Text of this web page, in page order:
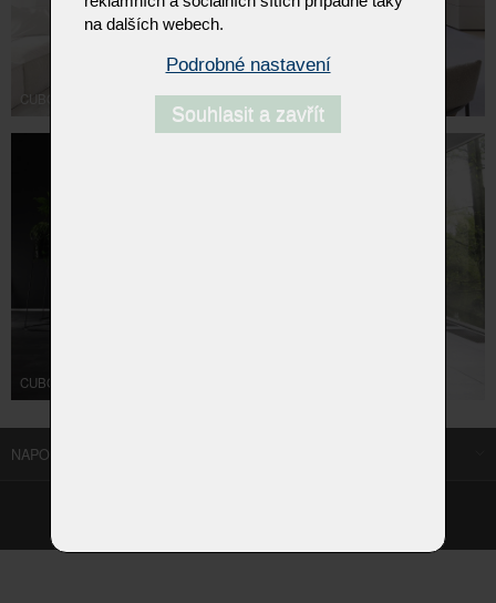
CUBO
CUBO HOME OFFICE
NAPOSLEDY NAVŠTÍVENÉ ODKAZY
na dalších webech.
Podrobné nastavení
Souhlasit a zavřít